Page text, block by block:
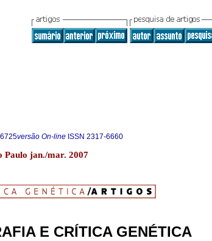
versão On-line ISSN 2317-6660
Paulo jan./mar. 2007
E CRÍTICA GENÉTICA